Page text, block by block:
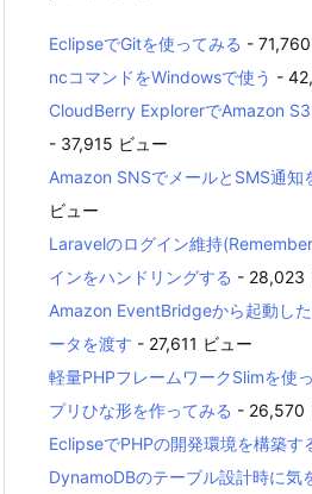
EclipseでGitを使ってみる -
ncコマンドをWindowsで使う -
CloudBerry ExplorerでAmazon
- 37,915 ビュー
Amazon SNSでメールとSMS通知
ビュー
Laravelのログイン維持
インをハンドリングする - 28,023
Amazon EventBridgeから起動し
ータを渡す - 27,611 ビュー
軽量PHPフレームワークSlimを使
プリひな形を作ってみる - 26,570
EclipseでPHPの開発環境を構築す
DynamoDBのテーブル設計時に気